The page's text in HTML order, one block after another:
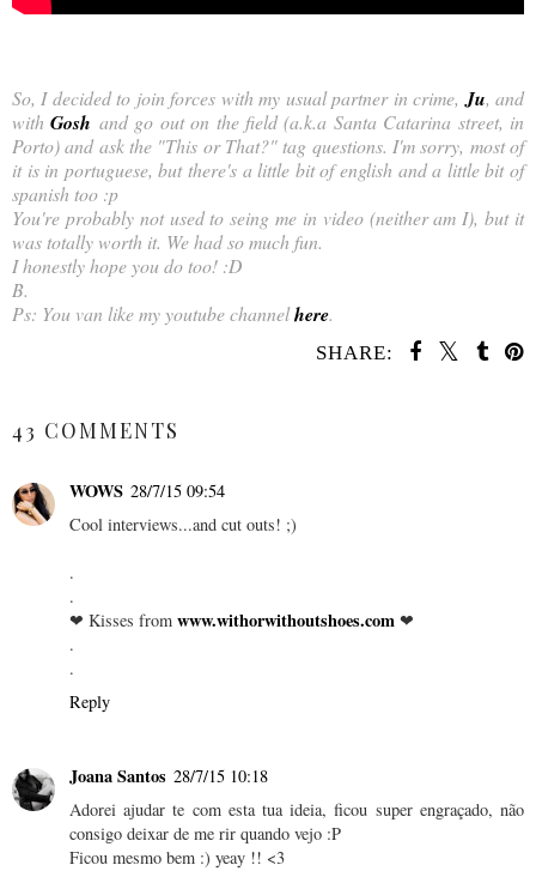
So, I decided to join forces with my usual partner in crime, Ju, and
withGosh and go out on the field (a.k.a Santa Catarina street, in
Porto) and ask the "This or That?" tag questions. I'm sorry, most of
it is in portuguese, but there's a little bit of english and a little bit of
spanish too :p
You're probably not used to seing me in video (neither am I), but it
was totally worth it. We had so much fun.
I honestly hope you do too! :D
B.
Ps: You van like my youtube channelhere.
SHARE:
43 COMMENTS
WOWS 28/7/15 09:54
Cool interviews...and cut outs! ;)
.
.
❤ Kisses from www.withorwithoutshoes.com ❤
.
.
Reply
Joana Santos 28/7/15 10:18
Adorei ajudar te com esta tua ideia, ficou super engraçado, não
consigo deixar de me rir quando vejo :P
Ficou mesmo bem :) yeay !! <3